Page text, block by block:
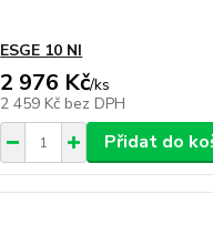
ESGE 10 NI
2 976 Kč/ks
2 459 Kč bez DPH
Přidat do